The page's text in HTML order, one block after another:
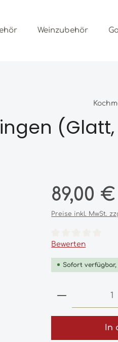
Weinzubehör
(Glatt,
Regulärer Preis:
89,00 €
Preise inkl. MwSt.
Durchschnittliche
Bewerten
Sofort verfügbar,
Produkt
In